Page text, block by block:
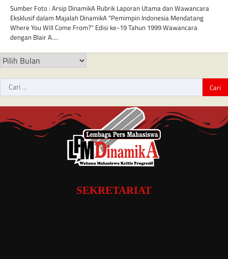
Sumber Foto : Arsip DinamikA Rubrik Laporan Utama dan Wawancara
Eksklusif dalam Majalah DinamikA “Pemimpin Indonesia Mendatang
Where You Will Come From?” Edisi ke-19 Tahun 1999 Wawancara
dengan Blair A.…
SEKRETARIAT